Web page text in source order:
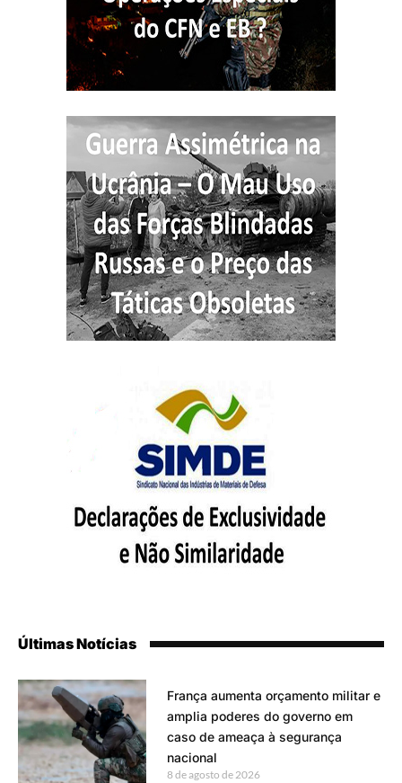
Últimas Notícias
França aumenta orçamento militar e
amplia poderes do governo em
caso de ameaça à segurança
nacional
8 de agosto de 2026